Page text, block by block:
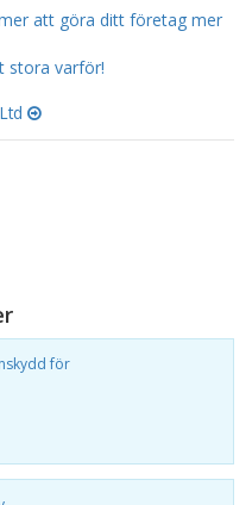
att göra ditt företag mer
stora varför!
för